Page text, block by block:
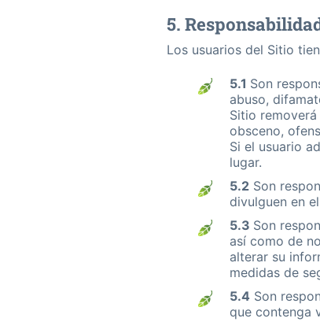
5.
Los usuarios del Sitio
5.1 Son
abuso,
Sitio
obsceno,
Si el usuario
lugar.
5.2 Son
divulguen en
5.3 Son
así­ como de
alterar su
medidas de
5.4 Son
que contenga